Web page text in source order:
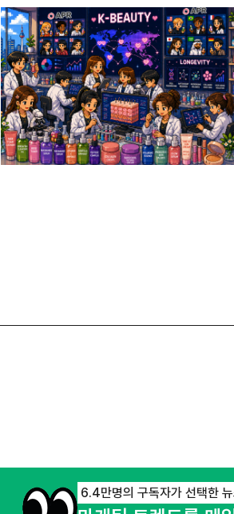
6.4만명의 구독자가 선택한 뉴